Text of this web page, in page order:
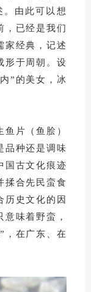
由此可以想
，已经是我们
家经典，记述
于周朝。 设
”的美女，冰
片（鱼脍）
品种还是调味
国古文化痕迹
揉合先民蛮食
历史文化的因
味着野蛮，
，在广东、在